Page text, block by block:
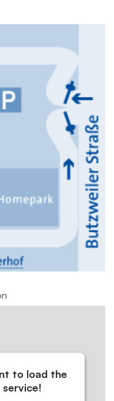
to load the
service!